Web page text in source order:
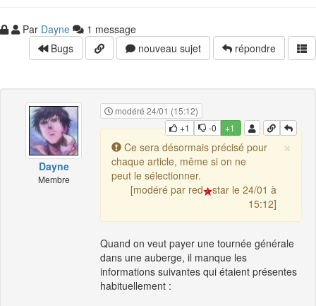
Par Dayne
1 message
Bugs
nouveau sujet répondre
Dayne
Membre
modéré 24/01 (15:12)
+1
-0 +1
×
Ce sera désormais précisé pour
chaque article, même si on ne
peut le sélectionner.
[modéré par red
star le 24/01 à
15:12]
Quand on veut payer une tournée générale
dans une auberge, il manque les
informations suivantes qui étaient présentes
habituellement :